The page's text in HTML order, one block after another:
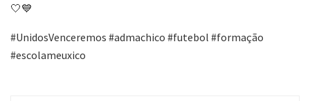
🤍💙
#UnidosVenceremos #admachico #futebol #formação
#escolameuxico